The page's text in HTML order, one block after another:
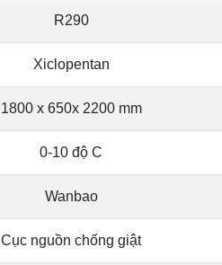
R290
Xiclopentan
1800 x 650x 2200 mm
0-10 độ C
Wanbao
Cục nguồn chống giật